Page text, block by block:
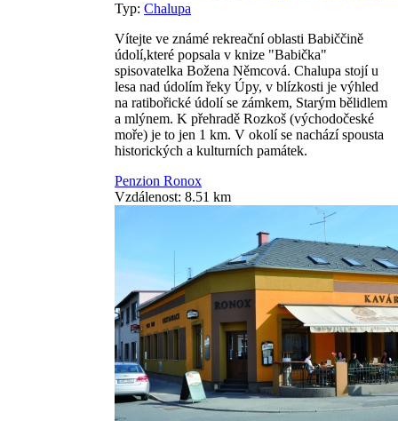
Typ: Chalupa
Vítejte ve známé rekreační oblasti Babiččině
údolí,které popsala v knize "Babička"
spisovatelka Božena Němcová. Chalupa stojí u
lesa nad údolím řeky Úpy, v blízkosti je výhled
na ratibořické údolí se zámkem, Starým bělidlem
a mlýnem. K přehradě Rozkoš (východočeské
moře) je to jen 1 km. V okolí se nachází spousta
historických a kulturních památek.
Penzion Ronox
Vzdálenost: 8.51 km